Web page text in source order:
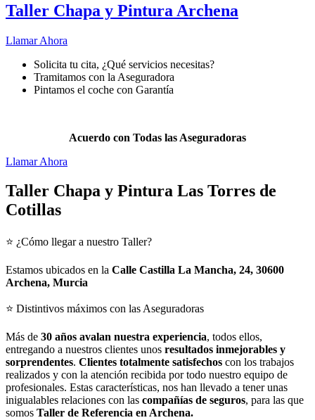
Taller Chapa y Pintura Archena
Llamar Ahora
Solicita tu cita, ¿Qué servicios necesitas?
Tramitamos con la Aseguradora
Pintamos el coche con Garantía
Acuerdo con Todas las Aseguradoras
Llamar Ahora
Taller Chapa y Pintura Las Torres de
Cotillas
⭐ ¿Cómo llegar a nuestro Taller?
Estamos ubicados en la Calle Castilla La Mancha, 24, 30600
Archena, Murcia
⭐ Distintivos máximos con las Aseguradoras
Más de 30 años avalan nuestra experiencia, todos ellos,
entregando a nuestros clientes unos resultados inmejorables y
sorprendentes. Clientes totalmente satisfechos con los trabajos
realizados y con la atención recibida por todo nuestro equipo de
profesionales. Estas características, nos han llevado a tener unas
inigualables relaciones con las compañías de seguros, para las que
somos Taller de Referencia en Archena.